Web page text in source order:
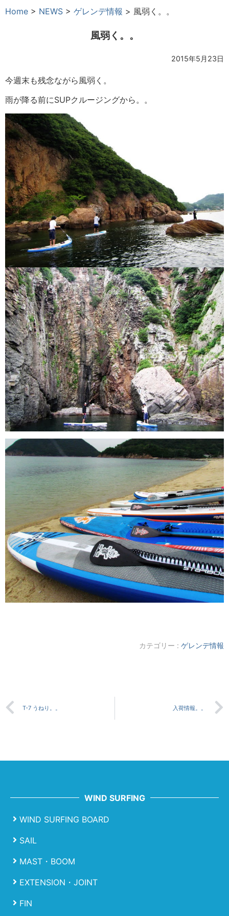
Home > NEWS > ゲレンデ情報 > 風弱く。。
風弱く。。
2015年5月23日
今週末も残念ながら風弱く。
雨が降る前にSUPクルージングから。。
カテゴリー : ゲレンデ情報
T-7 うねり。。 入荷情報。。
WIND SURFING
WIND SURFING BOARD
SAIL
MAST・BOOM
EXTENSION・JOINT
FIN